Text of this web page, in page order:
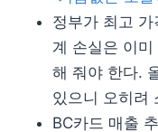
정부가 최고
계 손실은 이
해 줘야 한다.
있으니 오히려
BC카드 매출